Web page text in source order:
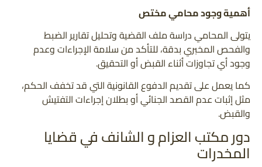
أهمية وجود محامي مختص
يتولى المحامي دراسة ملف القضية وتحليل تقارير الضبط
والفحص المخبري بدقة، للتأكد من سلامة الإجراءات وعدم
وجود أي تجاوزات أثناء القبض أو التحقيق.
كما يعمل على تقديم الدفوع القانونية التي قد تخفف الحكم،
مثل إثبات عدم القصد الجنائي أو بطلان إجراءات التفتيش
والقبض.
دور مكتب العزام و الشانف في قضايا
المخدرات